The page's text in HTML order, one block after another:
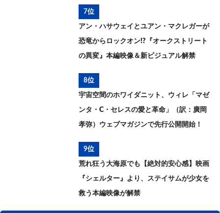
7位
アン・ハサウェイとユアン・マクレガーが
恐竜からロックオン!?『オークストリート
の異変』本編映像＆新ビジュアル解禁
8位
宇宙空間のホワイダニット、ウィレ「マゼ
ンタ・C・セレスの愛と革命」（訳：廣岡
孝弥）ウェブマガジンで先行公開開始！
9位
荒れ狂う大海原でも【絶対的安心感】映画
『シェルター』より、ステイサムが少女を
救う本編映像が解禁